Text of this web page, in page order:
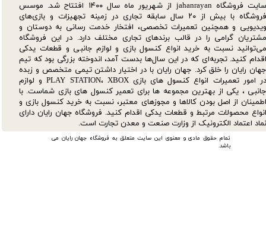
تمام حقوق مادی و معنوی این سایت متعلق به فروشگاه جهان رایان می
باشد.
سایت فروشگاه jahanrayan از شهریور ماه سال ۱۴۰۰ افتتاح شد. موسس
فروشگاه با بیش از ۲۰ سال سابقه تجاری در زمینه تجهیزات و بازی‌های
ویدیویی و همچنین تعمیرات تخصصی، افتخار خدمت رسانی به دوستان و
مشتریان گرامی را در قالب برندهای تجاری مختلف دارد. در این فروشگاه
می‌توانید نسبت به خرید انواع کنسول بازی و لوازم جانبی و قطعات یدکی‌
اقدام کنید. تجربه‌ای که در این سال‌ها بدست آمد، اندوخته بزرگی بود که تیم
جهان رایان را خلق کرد. جهان رایان با در اختیار داشتن تیمی متخصص و زبده
در امور تعمیرات انواع کنسول های بازی PLAY STATION، XBOX و لوازم
جانبی ، یکی از بهترین مجموعه ها برای تعمیر کنسول های بازی شماست. با
اطمینان از اصل بودن کالاها و مجوزهای معتبر، نسبت به خرید کنسول بازی و
انواع محصولات مرتبط و قطعات یدکی اقدام کنید. فروشگاه جهان رایان دارای
نماد اعتماد الکترونیک از وزارت صنعت و معدن تجارت است.